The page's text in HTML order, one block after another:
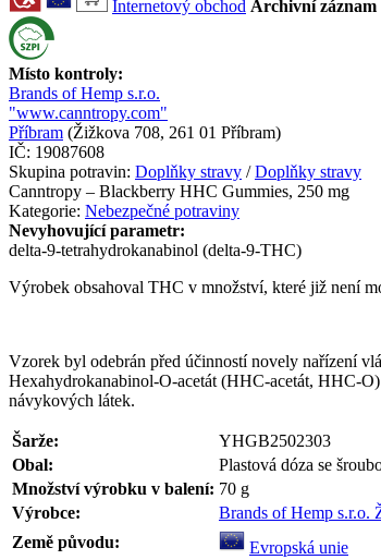
Internetový obchod Archivní záznam
Místo kontroly:
Brands of Hemp s.r.o.
"www.canntropy.com"
Příbram (Žižkova 708, 261 01 Příbram)
IČ: 19087608
Skupina potravin: Doplňky stravy /Doplňky stravy
Canntropy – Blackberry HHC Gummies, 250 mg
Kategorie: Nebezpečné potraviny
Nevyhovující parametr:
delta-9-tetrahydrokanabinol (delta-9-THC)
Výrobek obsahoval THC v množství, které již není
Vzorek byl odebrán před účinností novely nařízení
Hexahydrokanabinol-O-acetát (HHC-acetát, HHC-
návykových látek.
Šarže:
YHGB2502303
Obal:
Plastová dóza se
Množství výrobku v balení: 70 g
Výrobce:
Brands of Hemp s.r.o.
Země původu:
Evropská unie